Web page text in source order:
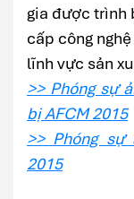
gia được trình
cấp công
lĩnh vực sản
>> Phóng sự
bị AFCM 2015
>> Phóng sự
2015